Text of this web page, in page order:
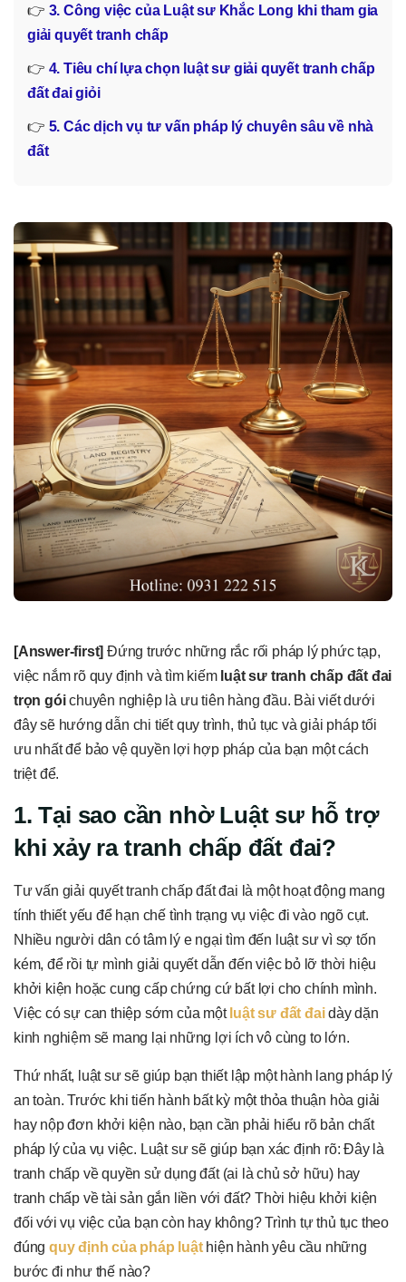
👉 3. Công việc của Luật sư Khắc Long khi tham gia
giải quyết tranh chấp
👉 4. Tiêu chí lựa chọn luật sư giải quyết tranh chấp
đất đai giỏi
👉 5. Các dịch vụ tư vấn pháp lý chuyên sâu về nhà
đất
[Answer-first] Đứng trước những rắc rối pháp lý phức tạp,
việc nắm rõ quy định và tìm kiếm luật sư tranh chấp đất đai
trọn góichuyên nghiệp là ưu tiên hàng đầu. Bài viết dưới
đây sẽ hướng dẫn chi tiết quy trình, thủ tục và giải pháp tối
ưu nhất để bảo vệ quyền lợi hợp pháp của bạn một cách
triệt để.
1. Tại sao cần nhờ Luật sư hỗ trợ
khi xảy ra tranh chấp đất đai?
Tư vấn giải quyết tranh chấp đất đai là một hoạt động mang
tính thiết yếu để hạn chế tình trạng vụ việc đi vào ngõ cụt.
Nhiều người dân có tâm lý e ngại tìm đến luật sư vì sợ tốn
kém, để rồi tự mình giải quyết dẫn đến việc bỏ lỡ thời hiệu
khởi kiện hoặc cung cấp chứng cứ bất lợi cho chính mình.
Việc có sự can thiệp sớm của một luật sư đất đaidày dặn
kinh nghiệm sẽ mang lại những lợi ích vô cùng to lớn.
Thứ nhất, luật sư sẽ giúp bạn thiết lập một hành lang pháp lý
an toàn. Trước khi tiến hành bất kỳ một thỏa thuận hòa giải
hay nộp đơn khởi kiện nào, bạn cần phải hiểu rõ bản chất
pháp lý của vụ việc. Luật sư sẽ giúp bạn xác định rõ: Đây là
tranh chấp về quyền sử dụng đất (ai là chủ sở hữu) hay
tranh chấp về tài sản gắn liền với đất? Thời hiệu khởi kiện
đối với vụ việc của bạn còn hay không? Trình tự thủ tục theo
đúng quy định của pháp luậthiện hành yêu cầu những
bước đi như thế nào?